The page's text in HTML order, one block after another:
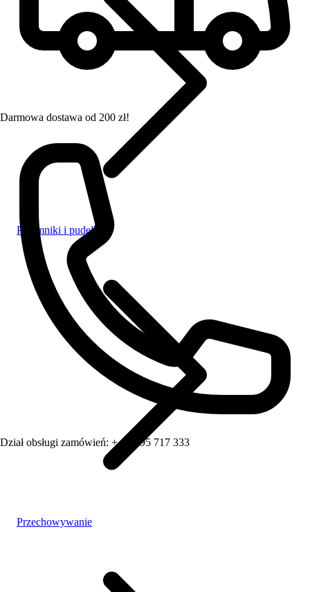
Darmowa dostawa od 200 zł!
Dział obsługi zamówień: + 48 795 717 333
Pojemniki i pudełka
Przechowywanie